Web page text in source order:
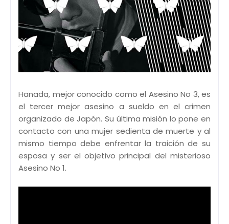
Hanada, mejor conocido como el Asesino No 3, es
el tercer mejor asesino a sueldo en el crimen
organizado de Japón. Su última misión lo pone en
contacto con una mujer sedienta de muerte y al
mismo tiempo debe enfrentar la traición de su
esposa y ser el objetivo principal del misterioso
Asesino No 1.